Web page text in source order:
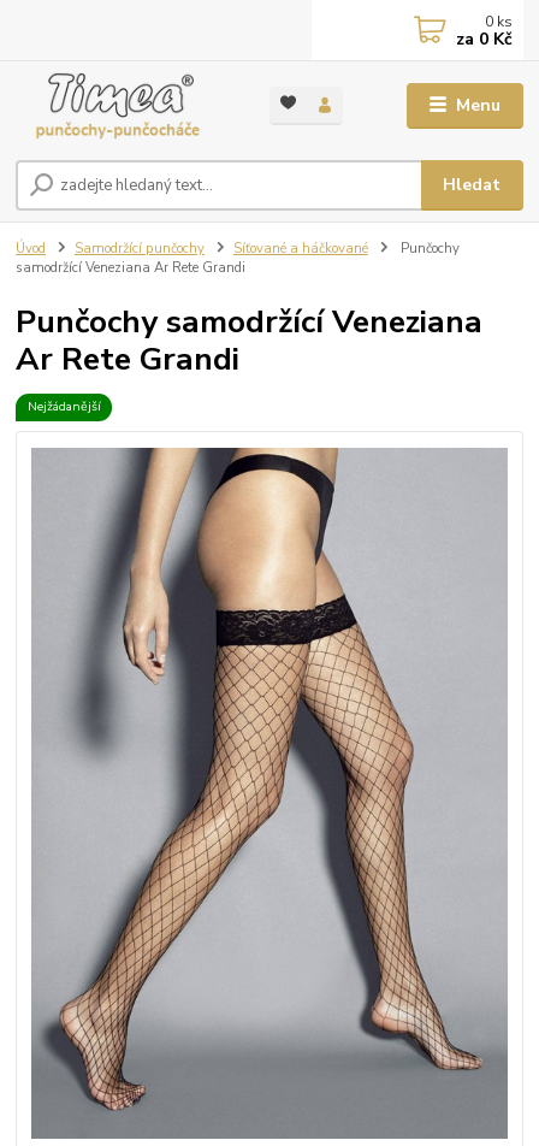
Menu
Hledat
0 ks
za 0 Kč
Úvod Samodržící punčochy Síťované a háčkované
Punčochy
samodržící Veneziana Ar Rete Grandi
Punčochy samodržící Veneziana
Ar Rete Grandi
Nejžádanější